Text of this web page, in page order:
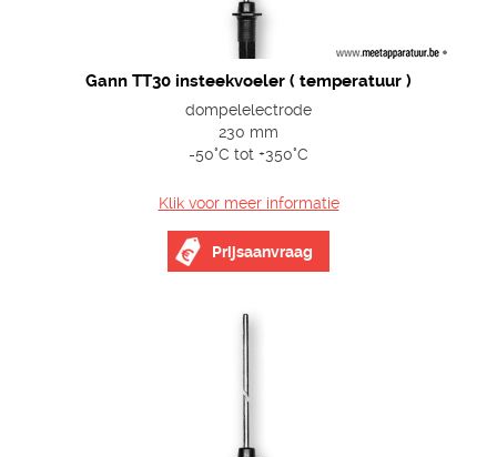
Gann TT30 insteekvoeler ( temperatuur )
dompelelectrode
230 mm
-50°C tot +350°C
Klik voor meer informatie
Prijsaanvraag